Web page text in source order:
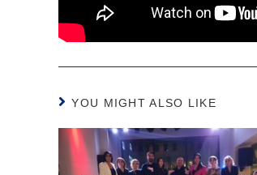
YOU MIGHT ALSO LIKE